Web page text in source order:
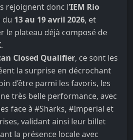
rejoignent donc l’IEM Rio
du 13 au 19 avril 2026, et
le plateau déjà composé de
.
Closed Qualifier, ce sont les
la surprise en décrochant
d’être parmi les favoris, les
très belle performance, avec
face à #Sharks, #Imperial et
validant ainsi leur billet
la présence locale avec